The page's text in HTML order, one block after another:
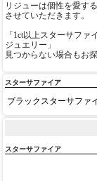
リジューは個性を愛す
させていただきます。
「1ct以上スターサフ
ジュエリー」
見つからない場合もお
スターサファイア
ブラックスターサファ
スターサファイア